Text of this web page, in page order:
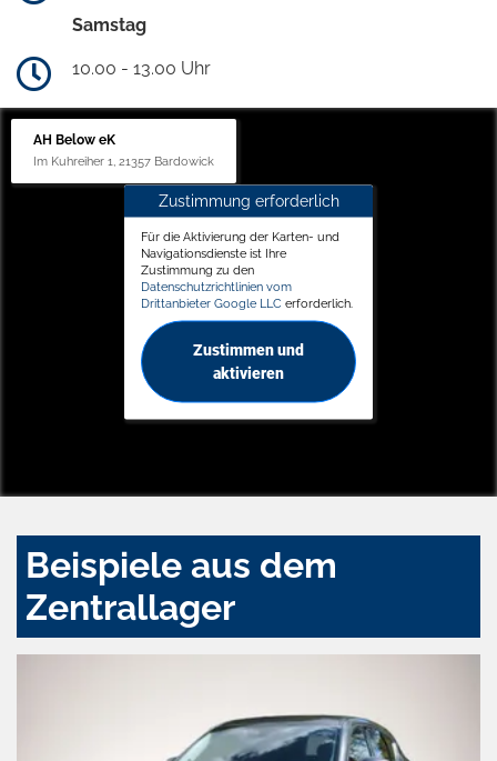
Samstag
10.00 - 13.00 Uhr
AH Below eK
Im Kuhreiher 1, 21357 Bardowick
Zustimmung erforderlich
Für die Aktivierung der Karten- und
Navigationsdienste ist Ihre
Zustimmung zu den
Datenschutzrichtlinien vom
Drittanbieter Google LLC erforderlich.
Zustimmen und
aktivieren
Beispiele aus dem
Zentrallager